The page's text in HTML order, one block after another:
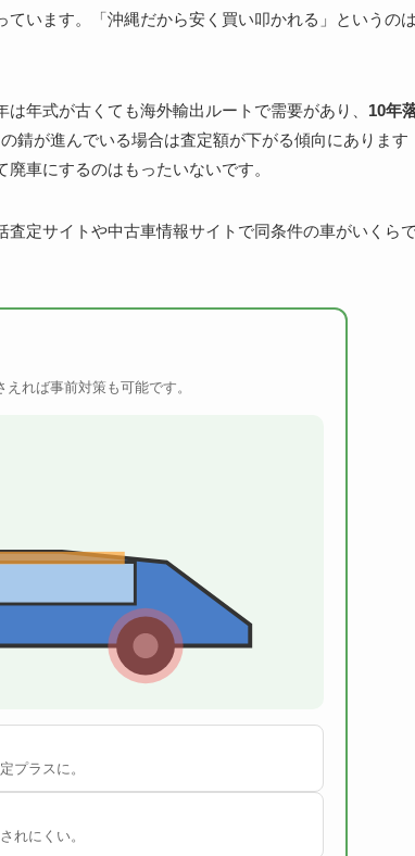
います。「沖縄だから安く買い叩かれる」というの
年式が古くても海外輸出ルートで需要があり、 10年
錆が進んでいる場合は査定額が下がる傾向にあります
車にするのはもったいないです。
定サイトや中古車情報サイトで同条件の車がいくら
れば事前対策も可能です。
プラスに。
れにくい。